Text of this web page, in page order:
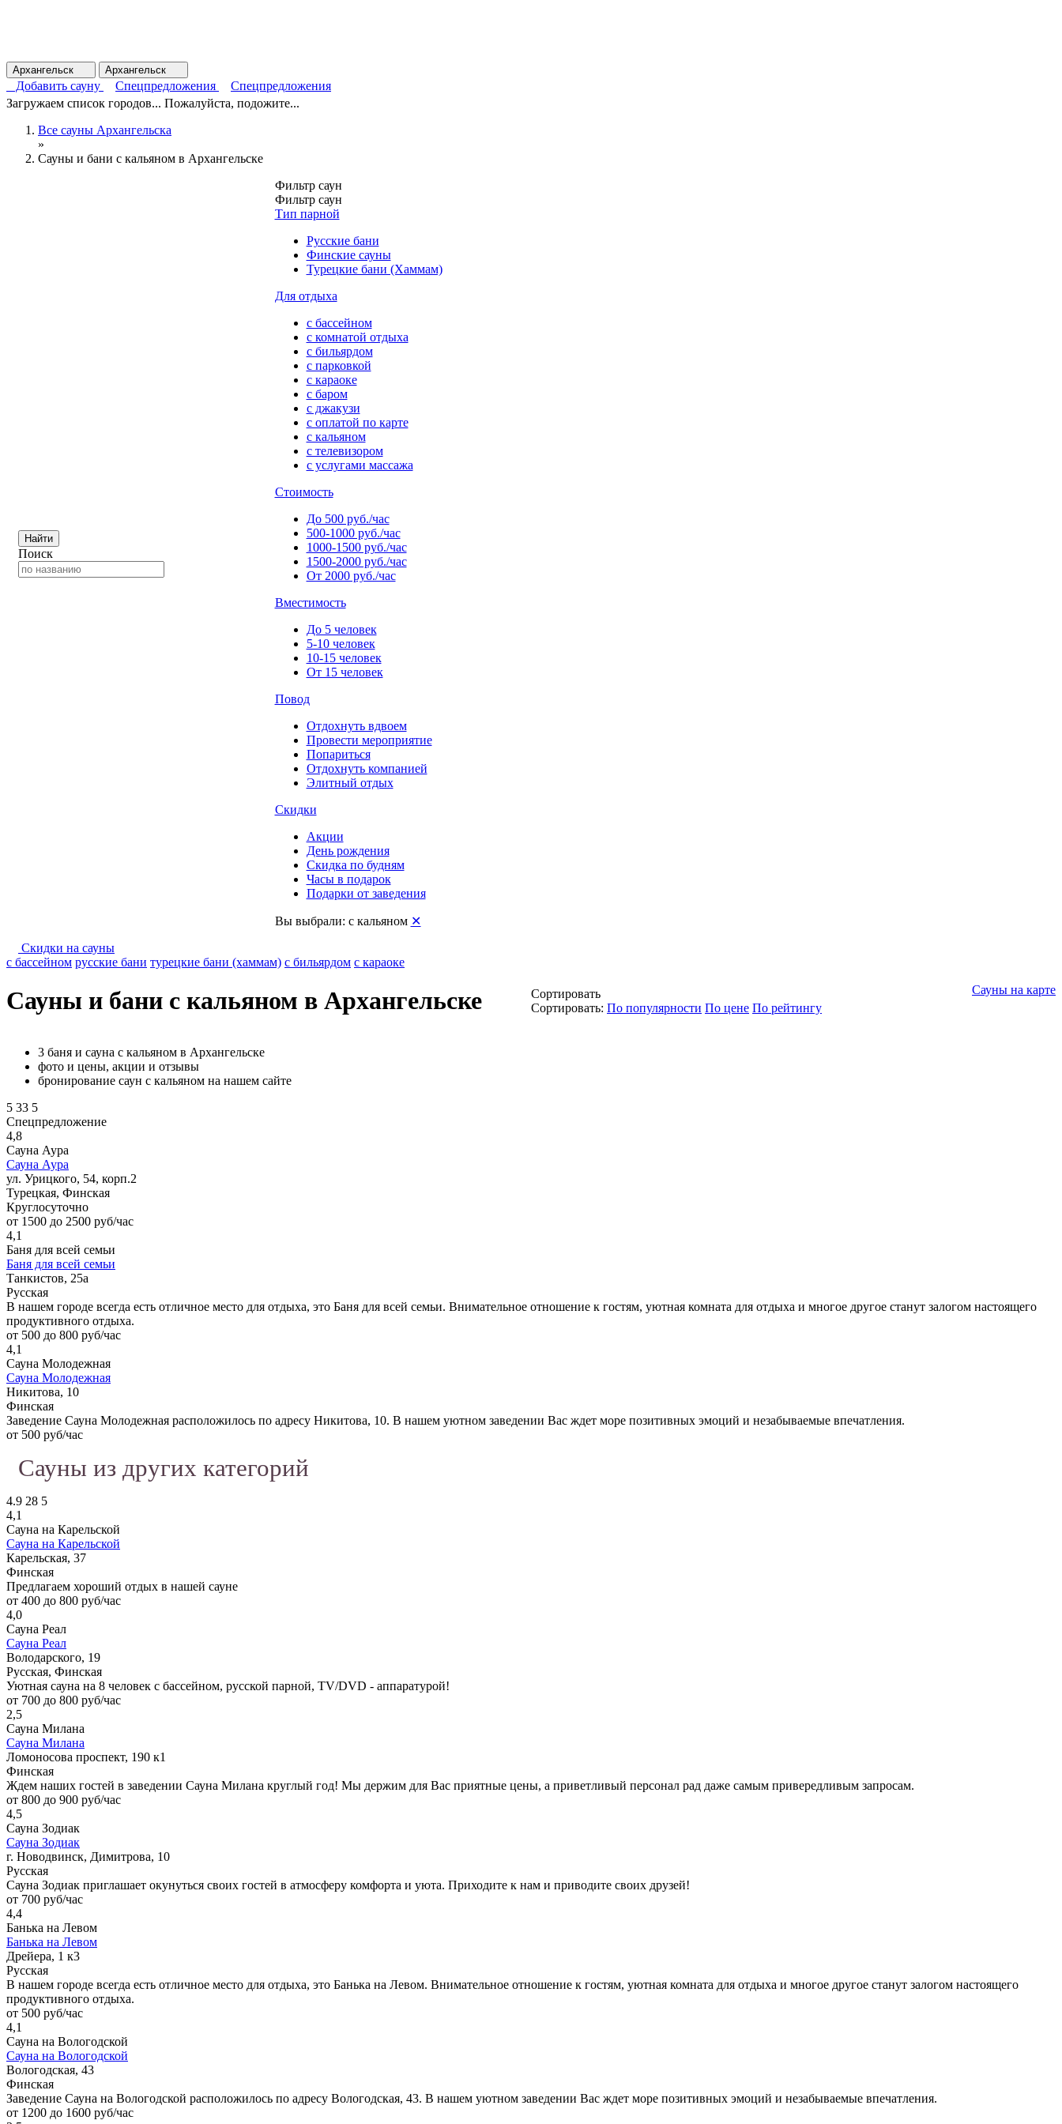
Архангельск Архангельск
Добавить сауну Спецпредложения
Спецпредложения
Загружаем список городов... Пожалуйста, подожите...
Все сауны Архангельска
»
Сауны и бани с кальяном в Архангельске
Найти
Поиск
Фильтр саун
Фильтр саун
Тип парной
Русские бани
Финские сауны
Турецкие бани (Хаммам)
Для отдыха
с бассейном
с комнатой отдыха
с бильярдом
с парковкой
с караоке
с баром
с джакузи
с оплатой по карте
с кальяном
с телевизором
с услугами массажа
Стоимость
До 500 руб./час
500-1000 руб./час
1000-1500 руб./час
1500-2000 руб./час
От 2000 руб./час
Вместимость
До 5 человек
5-10 человек
10-15 человек
От 15 человек
Повод
Отдохнуть вдвоем
Провести мероприятие
Попариться
Отдохнуть компанией
Элитный отдых
Скидки
Акции
День рождения
Скидка по будням
Часы в подарок
Подарки от заведения
Вы выбрали: с кальяном ✕
Скидки на сауны
с бассейном русские бани турецкие бани (хаммам) с бильярдом с караоке
Сауны и бани с кальяном в Архангельске Сауны на карте
Сортировать
Сортировать: По популярности По цене По рейтингу
3 баня и сауна с кальяном в Архангельске
фото и цены, акции и отзывы
бронирование саун с кальяном на нашем сайте
5 33 5
Спецпредложение
4,8
Сауна Аура
Сауна Аура
ул. Урицкого, 54, корп.2
Турецкая, Финская
Круглосуточно
от 1500 до 2500 руб/час
4,1
Баня для всей семьи
Баня для всей семьи
Танкистов, 25а
Русская
В нашем городе всегда есть отличное место для отдыха, это Баня для всей семьи. Внимательное отношение к гостям, уютная комната для отдыха и многое другое станут залогом настоящего
продуктивного отдыха.
от 500 до 800 руб/час
4,1
Сауна Молодежная
Сауна Молодежная
Никитова, 10
Финская
Заведение Сауна Молодежная расположилось по адресу Никитова, 10. В нашем уютном заведении Вас ждет море позитивных эмоций и незабываемые впечатления.
от 500 руб/час
Сауны из других категорий
4.9 28 5
4,1
Сауна на Карельской
Сауна на Карельской
Карельская, 37
Финская
Предлагаем хороший отдых в нашей сауне
от 400 до 800 руб/час
4,0
Сауна Реал
Сауна Реал
Володарского, 19
Русская, Финская
Уютная сауна на 8 человек с бассейном, русской парной, TV/DVD - аппаратурой!
от 700 до 800 руб/час
2,5
Сауна Милана
Сауна Милана
Ломоносова проспект, 190 к1
Финская
Ждем наших гостей в заведении Сауна Милана круглый год! Мы держим для Вас приятные цены, а приветливый персонал рад даже самым привередливым запросам.
от 800 до 900 руб/час
4,5
Сауна Зодиак
Сауна Зодиак
г. Новодвинск, Димитрова, 10
Русская
Сауна Зодиак приглашает окунуться своих гостей в атмосферу комфорта и уюта. Приходите к нам и приводите своих друзей!
от 700 руб/час
4,4
Банька на Левом
Банька на Левом
Дрейера, 1 к3
Русская
В нашем городе всегда есть отличное место для отдыха, это Банька на Левом. Внимательное отношение к гостям, уютная комната для отдыха и многое другое станут залогом настоящего
продуктивного отдыха.
от 500 руб/час
4,1
Сауна на Вологодской
Сауна на Вологодской
Вологодская, 43
Финская
Заведение Сауна на Вологодской расположилось по адресу Вологодская, 43. В нашем уютном заведении Вас ждет море позитивных эмоций и незабываемые впечатления.
от 1200 до 1600 руб/час